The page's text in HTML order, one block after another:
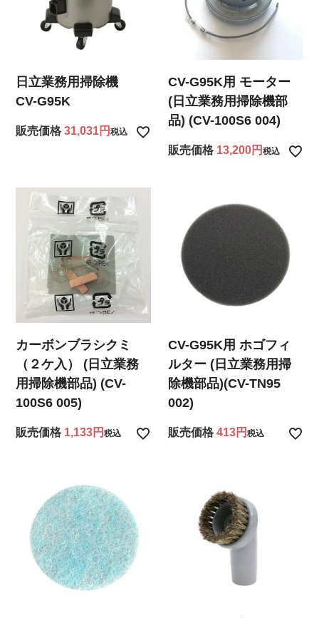
日立業務用掃除機
CV-G95K
販売価格 31,031 税込
CV-G95K用 モーター
(日立業務用掃除機部
品) (CV-100S6 004)
販売価格 13,200 税込
カーボンブラシクミ
（２ケ入） (日立業務
用掃除機部品) (CV-
100S6 005)
販売価格 1,133 税込
CV-G95K用 ホゴフィ
ルター (日立業務用掃
除機部品)(CV-TN95
002)
販売価格 413 税込